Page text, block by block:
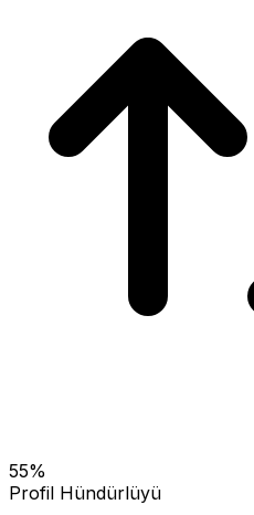
55%
Profil Hündürlüyü